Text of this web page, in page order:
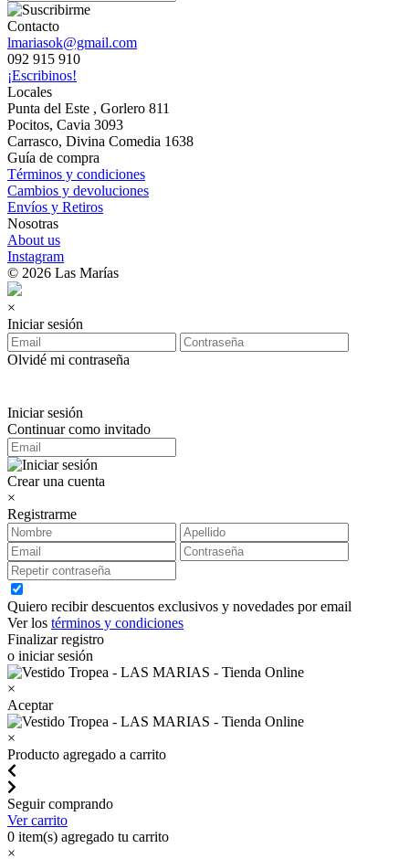
Contacto
lmariasok@gmail.com
092 915 910
¡Escribinos!
Locales
Punta del Este , Gorlero 811
Pocitos, Cavia 3093
Carrasco, Divina Comedia 1638
Guía de compra
Términos y condiciones
Cambios y devoluciones
Envíos y Retiros
Nosotras
About us
Instagram
© 2026 Las Marías
×
Iniciar sesión
Olvidé mi contraseña
Iniciar sesión
Continuar como invitado
Crear una cuenta
×
Registrarme
Quiero recibir descuentos exclusivos y novedades por email
Ver los términos y condiciones
Finalizar registro
o iniciar sesión
×
Aceptar
×
Producto agregado a carrito
Seguir comprando
Ver carrito
0 item(s) agregado tu carrito
×